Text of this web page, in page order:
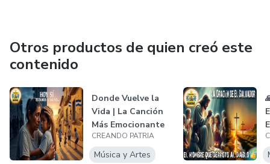
Otros productos de quien creó este
contenido
Donde Vuelve la
Vida | La Canción
Más Emocionante
del Cambio...
CREANDO PATRIA
Música y Artes